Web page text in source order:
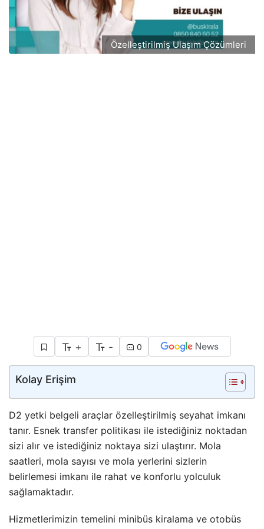
Özelleştirilmiş Ulaşım Çözümleri
+ - 0
Kolay Erişim
D2 yetki belgeli araçlar özelleştirilmiş seyahat imkanı
tanır. Esnek transfer politikası ile istediğiniz noktadan
sizi alır ve istediğiniz noktaya sizi ulaştırır. Mola
saatleri, mola sayısı ve mola yerlerini sizlerin
belirlemesi imkanı ile rahat ve konforlu yolculuk
sağlamaktadır.
Hizmetlerimizin temelini minibüs kiralama ve otobüs